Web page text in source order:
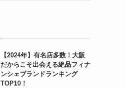
【2024年】有名店多数！大阪
だからこそ出会える絶品フィナ
ンシェブランドランキング
TOP10！